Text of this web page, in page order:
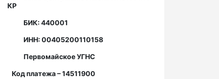
КР
БИК: 440001
ИНН: 00405200110158
Первомайское УГНС
Код платежа – 14511900